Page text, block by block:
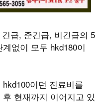
급, 준긴급, 비긴급의 5
없이 모두 hkd180이
이던 진료비를
현재까지 이어지고 있